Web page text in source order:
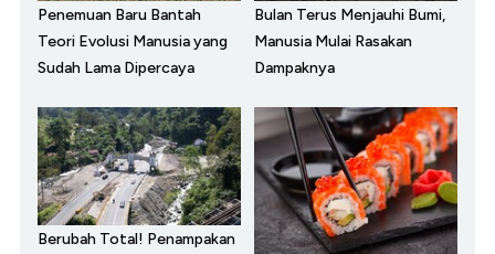
Penemuan Baru Bantah
Teori Evolusi Manusia yang
Sudah Lama Dipercaya
Bulan Terus Menjauhi Bumi,
Manusia Mulai Rasakan
Dampaknya
Berubah Total! Penampakan